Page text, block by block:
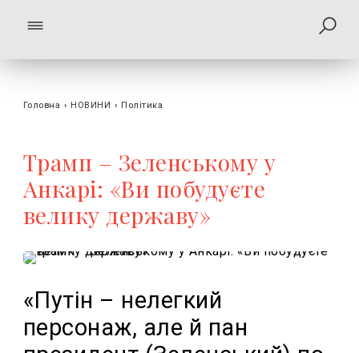
Головна › НОВИНИ › Політика
Трамп – Зеленському у
Анкарі: «Ви побудуєте
велику державу»
«Путін – нелегкий
персонаж, але й пан